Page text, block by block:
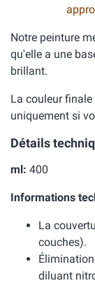
Notre peinture
qu'elle a une
brillant.
La couleur
uniquement si
Détails
ml: 400
Informations
La
couches).
diluant